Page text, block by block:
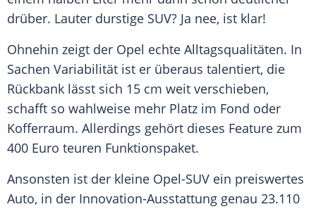
drüber. Lauter durstige SUV? Ja nee, ist klar!
Ohnehin zeigt der Opel echte Alltagsqualitäten. In
Sachen Variabilität ist er überaus talentiert, die
Rückbank lässt sich 15 cm weit verschieben,
schafft so wahlweise mehr Platz im Fond oder
Kofferraum. Allerdings gehört dieses Feature zum
400 Euro teuren Funktionspaket.
Ansonsten ist der kleine Opel-SUV ein preiswertes
Auto, in der Innovation-Ausstattung genau 23.110